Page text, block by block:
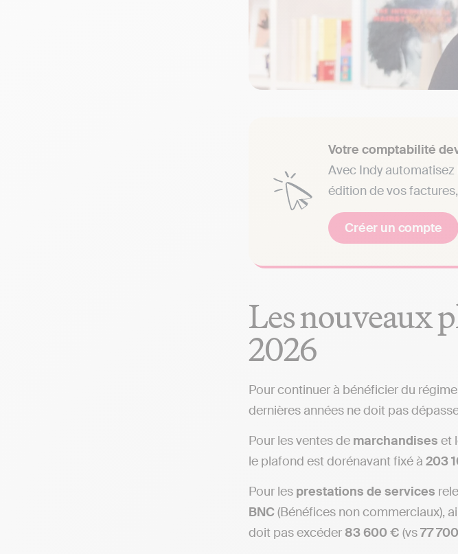
Votre comptabilité
Avec Indy
édition de vos
Créer un compte
Les nouveaux
2026
Pour continuer à bénéficier du régime
dernières années ne doit pas
Pour les ventes de marchandises et
le plafond est dorénavant fixé à 203
Pour les prestations de services
BNC (Bénéfices non commerciaux),
doit pas excéder 83 600 € (vs77